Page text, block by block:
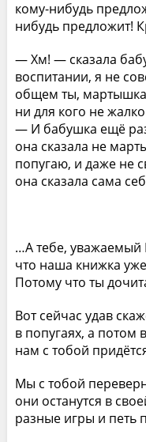
кому-нибудь
нибудь предложит!
— Хм! — сказала
воспитании, я не
общем ты,
ни для кого не
— И бабушка ещё
она сказала не
попугаю, и даже не
она сказала сама
…А тебе, уважаемый
что наша книжка
Потому что ты
Вот сейчас удав
в попугаях, а потом
нам с тобой
Мы с тобой
они останутся в
разные игры и петь